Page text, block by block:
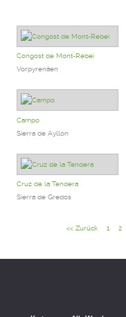
Congost de Mont-Rebei
Vorpyrenäen
Campo
Sierra de Ayllón
Cruz de la Tendera
Sierra de Gredos
<< Zurück 1 2